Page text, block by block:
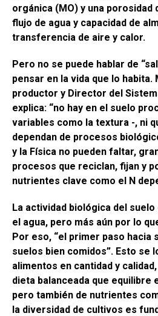
orgánica (MO) y una porosidad
flujo de agua y capacidad de
transferencia de aire y calor.
Pero no se puede hablar de
pensar en la vida que lo
productor y Director del
explica: “no hay en el suelo
variables como la textura -, ni
dependan de procesos
y la Física no pueden faltar,
procesos que reciclan, fijan y
nutrientes clave como el N
La actividad biológica del
el agua, pero más aún por lo
Por eso, “el primer paso hacia
suelos bien comidos”. Esto se
alimentos en cantidad y
dieta balanceada que equilibre
pero también de nutrientes
la diversidad de cultivos es